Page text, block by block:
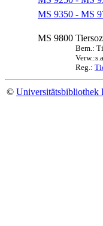
MS 9350 - MS
MS 9800
Bem.:
Reg.:
© Universitätsbibliothek